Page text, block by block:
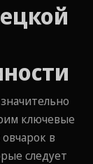
ключевые
в
следует